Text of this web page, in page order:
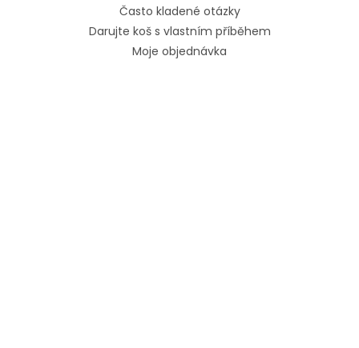
Často kladené otázky
Darujte koš s vlastním příběhem
Moje objednávka